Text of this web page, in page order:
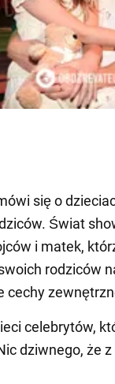
się o
Świat
i matek,
rodziców
cechy
celebrytów,
dziwnego, że